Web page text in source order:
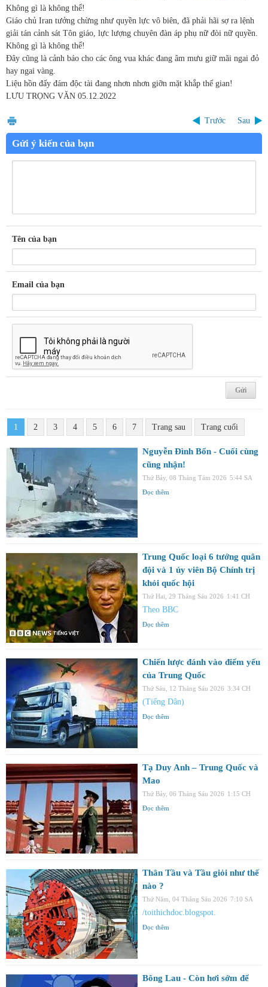
Không gì là không thể!
Giáo chủ Iran tưởng chừng như quyền lực vô biên, đã phải hãi sợ ra lệnh
giải tán cảnh sát Tôn giáo, lực lượng chuyên đàn áp phụ nữ đòi nữ quyền.
Không gì là không thể!
Đây cũng là cảnh báo cho các ông vua khác đang âm mưu giữ mãi ngai đỏ
hay ngai vàng.
Liệu hồn đấy đám độc tài đang nhơn nhơn giỡn mặt khắp thế gian!
LƯU TRỌNG VĂN 05.12.2022
Trước Sau
Gửi ý kiến của bạn
Tên của bạn
Email của bạn
1 2 3 4 5 6 7 Trang sau Trang cuối
Nguyễn Đình Bổn - Cuối cùng
cũng nhận!
Thứ Bảy, 08 Tháng Tám 2026 5:44 SA
Đọc thêm
Trung Quốc loại 6 tướng quân
đội và 1 ủy viên Bộ Chính trị
khỏi quốc hội
Thứ Hai, 29 Tháng Sáu 2026 1:41 CH
Theo BBC
Đọc thêm
Chiến lược đánh vào điểm yếu
của Trung Quốc
Thứ Sáu, 12 Tháng Sáu 2026 3:34 CH
(Tiếng Dân)
Đọc thêm
Tạ Duy Anh – Trung Quốc và
Mao
Thứ Bảy, 06 Tháng Sáu 2026 1:15 CH
Đọc thêm
Thân Tầu và Tầu giỏi như thế
nào ?
Thứ Năm, 04 Tháng Sáu 2026 7:10 SA
/toithichdoc.blogspot.
Đọc thêm
Bông Lau - Còn hơi sớm để